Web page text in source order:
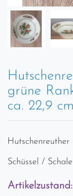
grüne
ca. 22,9 cm
Schüssel /
Artikelzustand: